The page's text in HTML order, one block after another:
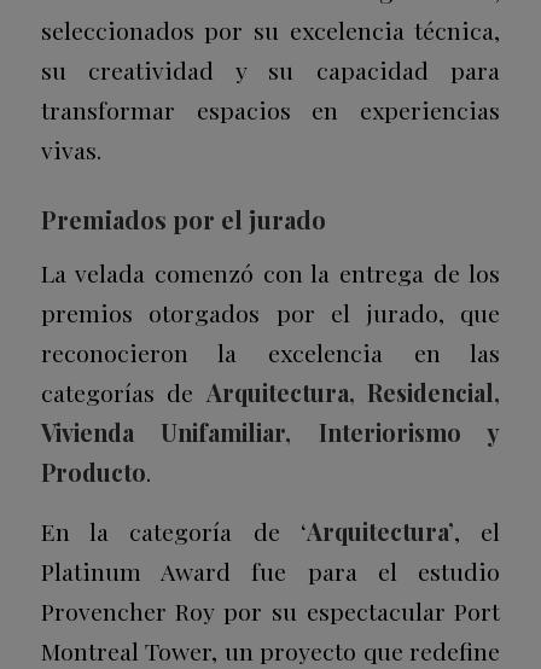
seleccionados por su excelencia técnica,
su creatividad y su capacidad para
transformar espacios en experiencias
vivas.
Premiados por el jurado
La velada comenzó con la entrega de los
premios otorgados por el jurado, que
reconocieron la excelencia en las
categorías de Arquitectura, Residencial,
Vivienda Unifamiliar, Interiorismo y
Producto.
En la categoría de ‘Arquitectura’, el
Platinum Award fue para el estudio
Provencher Roy por su espectacularPort
Montreal Tower, un proyecto que redefine